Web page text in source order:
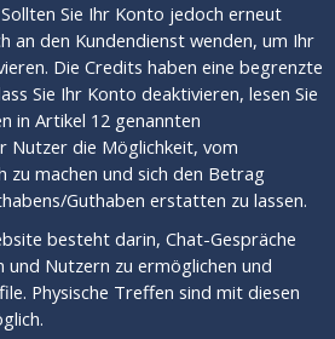
Sie Ihr Konto jedoch erneut
an den Kundendienst wenden, um Ihr
Die Credits haben eine begrenzte
Sie Ihr Konto deaktivieren, lesen Sie
in Artikel 12 genannten
Nutzer die Möglichkeit, vom
zu machen und sich den Betrag
Guthaben erstatten zu lassen.
besteht darin, Chat-Gespräche
und Nutzern zu ermöglichen und
Physische Treffen sind mit diesen